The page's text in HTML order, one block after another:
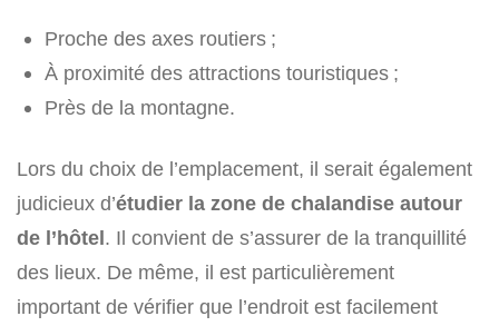
Proche des axes routiers ;
À proximité des attractions touristiques ;
Près de la montagne.
Lors du choix de l’emplacement, il serait également
judicieux d’étudier la zone de chalandise autour
de l’hôtel. Il convient de s’assurer de la tranquillité
des lieux. De même, il est particulièrement
important de vérifier que l’endroit est facilement